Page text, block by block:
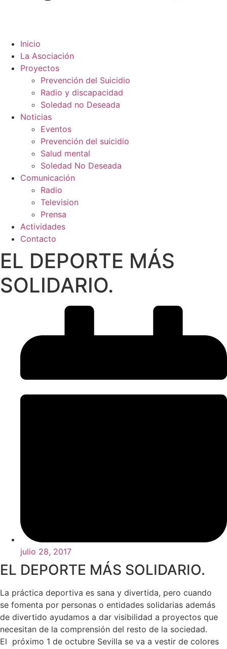
Inicio
La Asociación
Proyectos
Prevención del Suicidio
Radio y discapacidad
Soledad no Deseada
Noticias
Eventos
Prevención del suicidio
Salud mental
Soledad No Deseada
Comunicación
Radio
Television
Prensa
Actividades
Contacto
EL DEPORTE MÁS
SOLIDARIO.
julio 28, 2017
EL DEPORTE MÁS SOLIDARIO.
La práctica deportiva es sana y divertida, pero cuando
se fomenta por personas o entidades solidarias además
de divertido ayudamos a dar visibilidad a proyectos que
necesitan de la comprensión del resto de la sociedad.
El próximo 1 de octubre Sevilla se va a vestir de colores